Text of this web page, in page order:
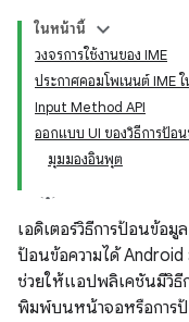
ในหน้านี้
วงจรการใช้งานของ IME
ประกาศคอมโพเนนต์ IME
Input Method API
ออกแบบ UI ของวิธีการป้อ
มุมมองอินพุต
เอดิเตอร์วิธีการป้อนข้อ
ป้อนข้อความได้ Android
ช่วยให้แอปพลิเคชันมีวิธี
พิมพ์บนหน้าจอหรือการป้